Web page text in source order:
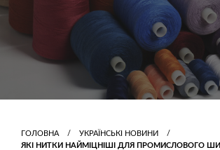
ГОЛОВНА
УКРАЇНСЬКІ НОВИНИ
ЯКІ НИТКИ НАЙМІЦНІШІ ДЛЯ ПРОМИСЛОВОГО